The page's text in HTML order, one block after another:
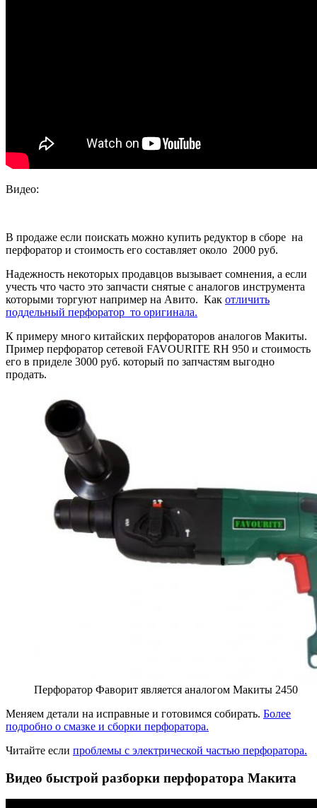
Видео:
В продаже если поискать можно купить редуктор в сборе на
перфоратор и стоимость его составляет около 2000 руб.
Надежность некоторых продавцов вызывает сомнения, а если
учесть что часто это запчасти снятые с аналогов инструмента
которыми торгуют например на Авито. Как отличить
поддельный перфоратор то оригинала.
К примеру много китайских перфораторов аналогов Макиты.
Пример перфоратор сетевой FAVOURITE RH 950 и стоимость
его в приделе 3000 руб. который по запчастям выгодно
продать.
Перфоратор Фаворит является аналогом Макиты 2450
Меняем детали на исправные и готовимся собирать. Более
подробно о смазке и сборки перфоратора.
Читайте если проблемы с электрической частью перфоратора.
Видео быстрой разборки перфоратора Макита